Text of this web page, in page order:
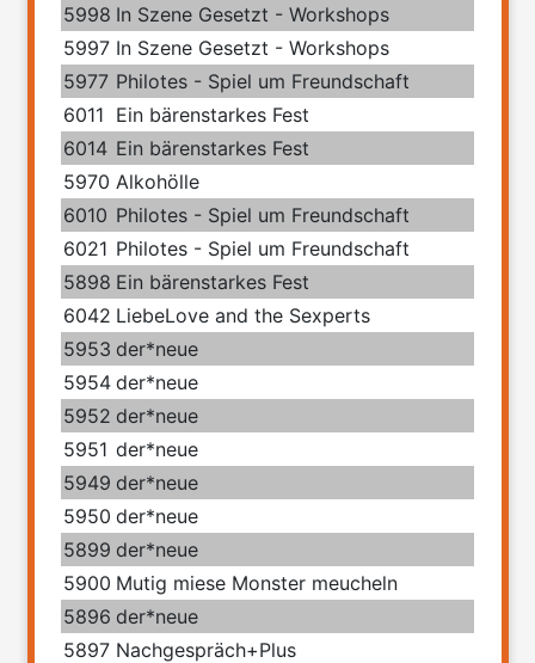
5998 In Szene Gesetzt - Workshops
5997 In Szene Gesetzt - Workshops
5977 Philotes - Spiel um Freundschaft
6011 Ein bärenstarkes Fest
6014 Ein bärenstarkes Fest
5970 Alkohölle
6010 Philotes - Spiel um Freundschaft
6021 Philotes - Spiel um Freundschaft
5898 Ein bärenstarkes Fest
6042 LiebeLove and the Sexperts
5953 der*neue
5954 der*neue
5952 der*neue
5951 der*neue
5949 der*neue
5950 der*neue
5899 der*neue
5900 Mutig miese Monster meucheln
5896 der*neue
5897 Nachgespräch+Plus